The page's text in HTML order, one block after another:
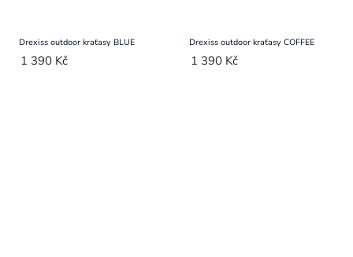
Drexiss outdoor kraťasy BLUE
1 390 Kč
Drexiss outdoor kraťasy COFFEE
1 390 Kč